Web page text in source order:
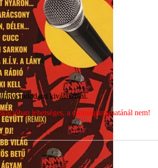
tudod azt kiválasztani.
lehetséges, a csomagautomatánál nem!